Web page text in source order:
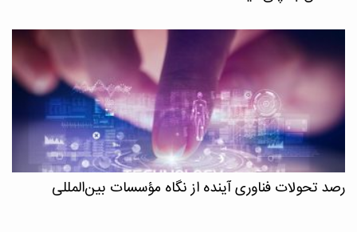
رصد تحولات فناوری آینده از نگاه مؤسسات بین‌المللی